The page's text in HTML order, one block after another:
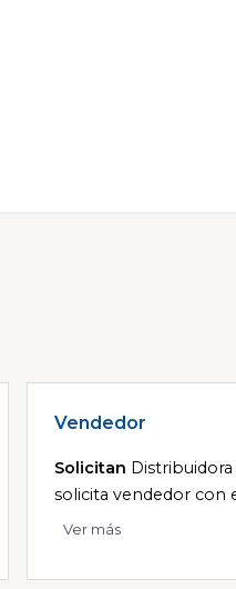
Vendedor
Solicitan
solicita vendedor con
Ver más